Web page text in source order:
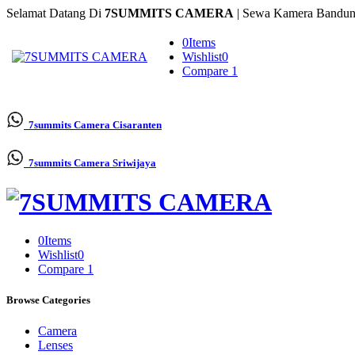
Selamat Datang Di 7SUMMITS CAMERA | Sewa Kamera
0Items
Wishlist0
Compare 1
7summits Camera Cisaranten
7summits Camera Sriwijaya
0Items
Wishlist0
Compare 1
Browse Categories
Camera
Lenses